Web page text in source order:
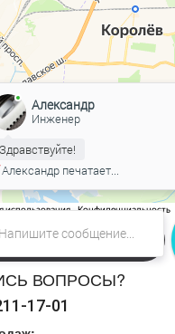
ВОПРОСЫ?
17-01
нам в Онлайн чат!
Александр
Инженер
Здравствуйте!
Александр печатает...